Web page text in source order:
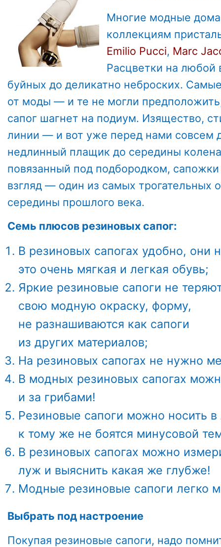
Многие модные
коллекциям
Emilio Pucci, Marc
Расцветки на
буйных до деликатно неброских.
от моды — и те не могли
сапог шагнет на подиум. Изящество,
линии — и вот уже перед нами совсем
недлинный плащик до середины
повязанный под подбородком,
взгляд — один из самых трогательных
середины прошлого века.
Семь плюсов резиновых сапог:
В резиновых сапогах удобно, они
это очень мягкая и легкая обувь;
Яркие резиновые сапоги не
свою модную окраску, форму,
не разнашиваются как сапоги
из других материалов;
На резиновых сапогах не нужно
В модных резиновых сапогах
и за грибами!
Резиновые сапоги можно носить
к тому же не боятся минусовой
В резиновых сапогах можно
луж и выяснить какая же глубже!
Модные резиновые сапоги легко
Выбрать под настроение
Покупая резиновые сапоги, надо